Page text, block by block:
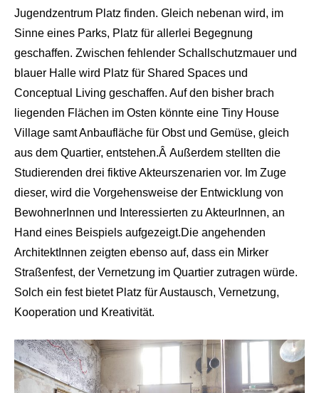
Jugendzentrum Platz finden. Gleich nebenan wird, im
Sinne eines Parks, Platz für allerlei Begegnung
geschaffen. Zwischen fehlender Schallschutzmauer und
blauer Halle wird Platz für Shared Spaces und
Conceptual Living geschaffen. Auf den bisher brach
liegenden Flächen im Osten könnte eine Tiny House
Village samt Anbaufläche für Obst und Gemüse, gleich
aus dem Quartier, entstehen.Â Außerdem stellten die
Studierenden drei fiktive Akteurszenarien vor. Im Zuge
dieser, wird die Vorgehensweise der Entwicklung von
BewohnerInnen und Interessierten zu AkteurInnen, an
Hand eines Beispiels aufgezeigt.Die angehenden
ArchitektInnen zeigten ebenso auf, dass ein Mirker
Straßenfest, der Vernetzung im Quartier zutragen würde.
Solch ein fest bietet Platz für Austausch, Vernetzung,
Kooperation und Kreativität.